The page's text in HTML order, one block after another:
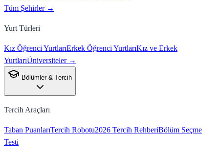
Tüm Şehirler →
Yurt Türleri
Kız Öğrenci YurtlarıErkek Öğrenci YurtlarıKız ve Erkek
YurtlarıÜniversiteler →
Bölümler & Tercih
Tercih Araçları
Taban PuanlarıTercih Robotu2026 Tercih RehberiBölüm Seçme
Testi